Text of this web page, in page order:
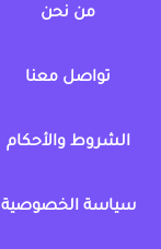
من نحن
تواصل معنا
الشروط والأحكام
سياسة الخصوصية